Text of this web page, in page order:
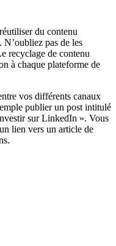
du contenu
N’oubliez pas de les
recyclage de contenu
à chaque plateforme de
vos différents canaux
publier un post intitulé
sur LinkedIn ». Vous
lien vers un article de